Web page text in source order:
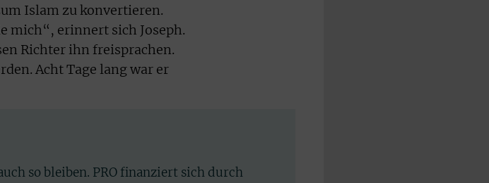
Islam zu konvertieren.
mich“, erinnert sich Joseph.
Richter ihn freisprachen.
Acht Tage lang war er
so bleiben. PRO finanziert sich durch